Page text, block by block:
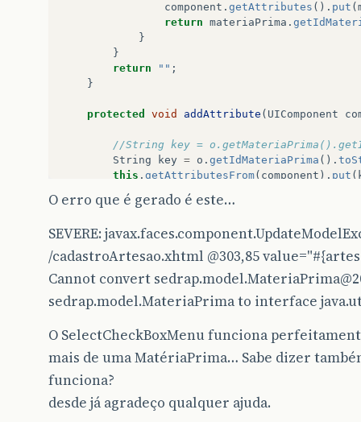
component . getAttributes (). put (
return materiaPrima .
}
}
return
"" ;
}
protected void addAttribute ( UIComponent
//String key =
String
key = o . getIdMateriaPrima ().
this . getAttributesFrom( component ). put (
}
protected Map<String, Object>
component getAttributes ();
}
}
O erro que é gerado é este…
SEVERE:
/cadastroArtesao.xhtml @303,85
Cannot convert
sedrap.model.MateriaPrima to interface
O SelectCheckBoxMenu funciona
mais de uma MatériaPrima… Sabe dizer
funciona?
desde já agradeço qualquer ajuda.